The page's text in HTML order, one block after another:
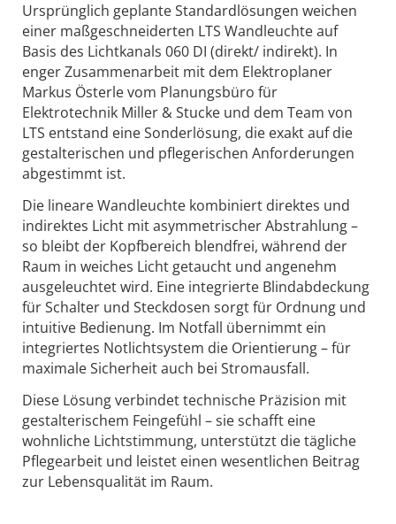
Ursprünglich geplante Standardlösungen weichen
einer maßgeschneiderten LTS Wandleuchte auf
Basis des Lichtkanals 060 DI (direkt/ indirekt). In
enger Zusammenarbeit mit dem Elektroplaner
Markus Österle vom Planungsbüro für
Elektrotechnik Miller & Stucke und dem Team von
LTS entstand eine Sonderlösung, die exakt auf die
gestalterischen und pflegerischen Anforderungen
abgestimmt ist.
Die lineare Wandleuchte kombiniert direktes und
indirektes Licht mit asymmetrischer Abstrahlung –
so bleibt der Kopfbereich blendfrei, während der
Raum in weiches Licht getaucht und angenehm
ausgeleuchtet wird. Eine integrierte Blindabdeckung
für Schalter und Steckdosen sorgt für Ordnung und
intuitive Bedienung. Im Notfall übernimmt ein
integriertes Notlichtsystem die Orientierung – für
maximale Sicherheit auch bei Stromausfall.
Diese Lösung verbindet technische Präzision mit
gestalterischem Feingefühl – sie schafft eine
wohnliche Lichtstimmung, unterstützt die tägliche
Pflegearbeit und leistet einen wesentlichen Beitrag
zur Lebensqualität im Raum.